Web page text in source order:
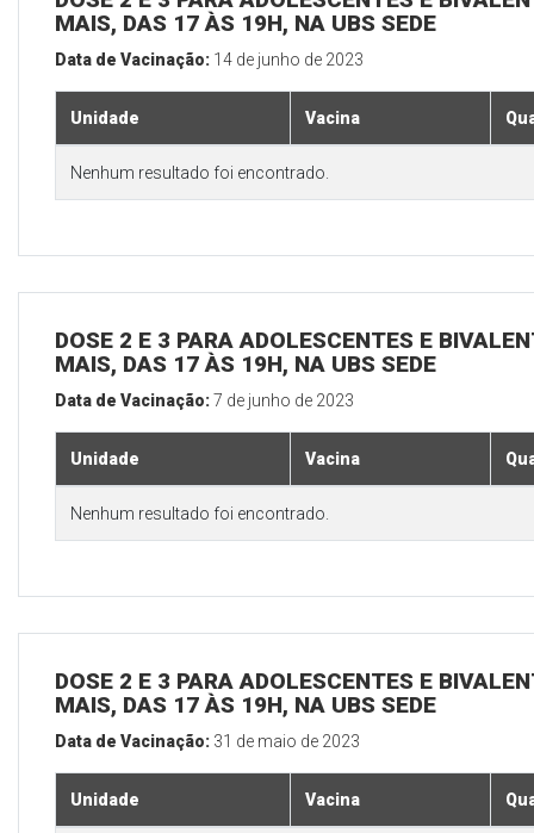
MAIS, DAS 17 ÀS 19H, NA UBS SEDE
Data de Vacinação: 14 de junho de 2023
Unidade Vacina
Nenhum resultado foi encontrado.
DOSE 2 E 3 PARA ADOLESCENTES E
MAIS, DAS 17 ÀS 19H, NA UBS SEDE
Data de Vacinação:7 de junho de 2023
Unidade Vacina
Nenhum resultado foi encontrado.
DOSE 2 E 3 PARA ADOLESCENTES E
MAIS, DAS 17 ÀS 19H, NA UBS SEDE
Data de Vacinação: 31 de maio de 2023
Unidade Vacina